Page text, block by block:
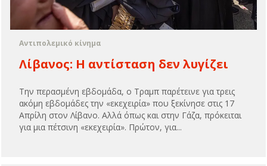
Αντιπολεμικό κίνημα
Λίβανος: Η αντίσταση δεν λυγίζει
Την περασμένη εβδομάδα, ο Τραμπ παρέτεινε για τρεις
ακόμη εβδομάδες την «εκεχειρία» που ξεκίνησε στις 17
Απρίλη στον Λίβανο. Αλλά όπως και στην Γάζα, πρόκειται
για μια πέτσινη «εκεχειρία». Πρώτον, για...